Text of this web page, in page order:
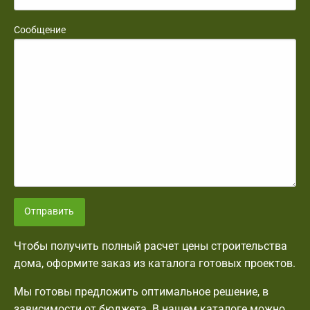
Сообщение
Отправить
Чтобы получить полный расчет цены строительства
дома, оформите заказ из каталога готовых проектов.
Мы готовы предложить оптимальное решение, в